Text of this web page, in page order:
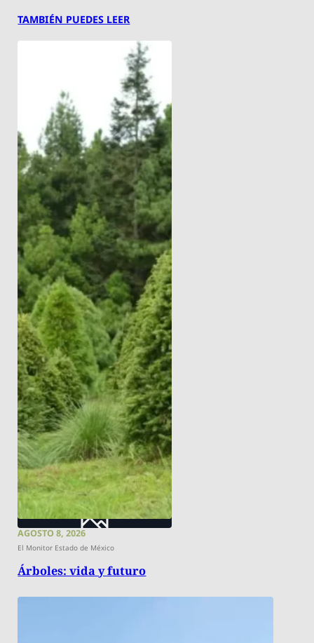
TAMBIÉN PUEDES LEER
AGOSTO 8, 2026
El Monitor Estado de México
Árboles: vida y futuro